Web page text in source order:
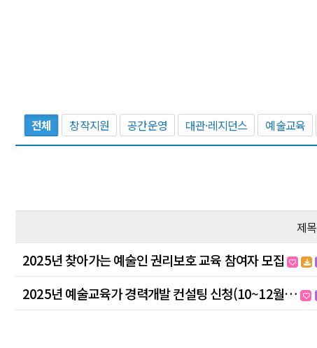
전체 창작지원 공간운영 대관·레지던스 예술교육
제목
2025년 찾아가는 예술인 권리보호 교육 참여자 모집
2025년 예술교육가 경력개발 컨설팅 신청(10~12월…